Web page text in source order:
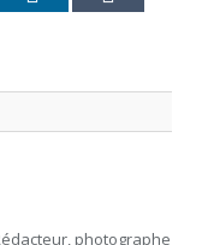
photographe